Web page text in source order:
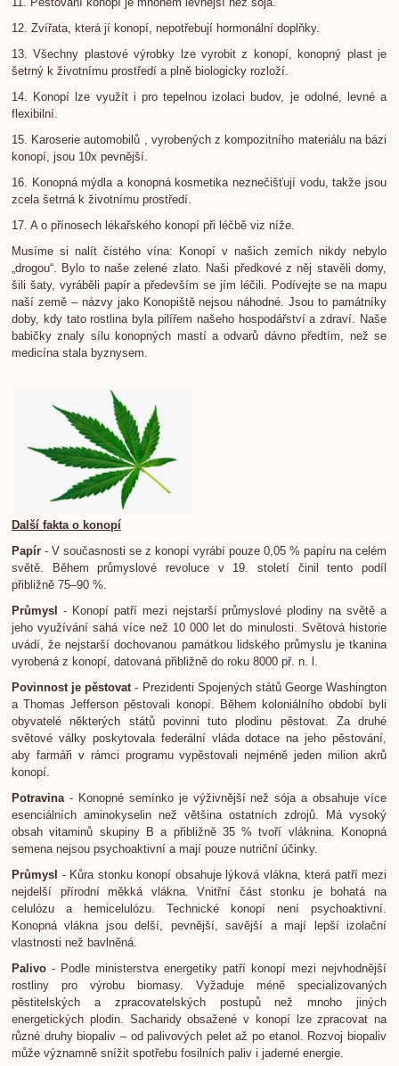
12. Zvířata, která jí konopí, nepotřebují hormonální doplňky.
13. Všechny plastové výrobky lze vyrobit z konopí, konopný plast je
šetrný k životnímu prostředí a plně biologicky rozloží.
14. Konopí lze využít i pro tepelnou izolaci budov, je odolné, levné a
flexibilní.
15. Karoserie automobilů , vyrobených z kompozitního materiálu na bázi
konopí, jsou 10x pevnější.
16. Konopná mýdla a konopná kosmetika neznečišťují vodu, takže jsou
zcela šetrná k životnímu prostředí.
17. A o přínosech lékařského konopí při léčbě viz níže.
​Musíme si nalít čistého vína: Konopí v našich zemích nikdy nebylo
„drogou“. Bylo to naše zelené zlato. Naši předkové z něj stavěli domy,
šili šaty, vyráběli papír a především se jím léčili. Podívejte se na mapu
naší země – názvy jako Konopiště nejsou náhodné. Jsou to památníky
doby, kdy tato rostlina byla pilířem našeho hospodářství a zdraví. Naše
babičky znaly sílu konopných mastí a odvarů dávno předtím, než se
medicína stala byznysem.
Další fakta o konopí
Papír - V současnosti se z konopí vyrábí pouze 0,05 % papíru na celém
světě. Během průmyslové revoluce v 19. století činil tento podíl
přibližně 75–90 %.
Průmysl
- Konopí patří mezi nejstarší průmyslové plodiny na světě a
jeho využívání sahá více než 10 000 let do minulosti. Světová historie
uvádí, že nejstarší dochovanou památkou lidského průmyslu je tkanina
vyrobená z konopí, datovaná přibližně do roku 8000 př. n. l.
Povinnost je pěstovat- Prezidenti Spojených států George Washington
a Thomas Jefferson pěstovali konopí. Během koloniálního období byli
obyvatelé některých států povinni tuto plodinu pěstovat. Za druhé
světové války poskytovala federální vláda dotace na jeho pěstování,
aby farmáři v rámci programu vypěstovali nejméně jeden milion akrů
konopí.
Potravina- Konopné semínko je výživnější než sója a obsahuje více
esenciálních aminokyselin než většina ostatních zdrojů. Má vysoký
obsah vitaminů skupiny B a přibližně 35 % tvoří vláknina. Konopná
semena nejsou psychoaktivní a mají pouze nutriční účinky.
Průmysl - Kůra stonku konopí obsahuje lýková vlákna, která patří mezi
nejdelší přírodní měkká vlákna. Vnitřní část stonku je bohatá na
celulózu a hemicelulózu. Technické konopí není psychoaktivní.
Konopná vlákna jsou delší, pevnější, savější a mají lepší izolační
vlastnosti než bavlněná.
Palivo - Podle ministerstva energetiky patří konopí mezi nejvhodnější
rostliny pro výrobu biomasy. Vyžaduje méně specializovaných
pěstitelských a zpracovatelských postupů než mnoho jiných
energetických plodin. Sacharidy obsažené v konopí lze zpracovat na
různé druhy biopaliv – od palivových pelet až po etanol. Rozvoj biopaliv
může významně snížit spotřebu fosilních paliv i jaderné energie.